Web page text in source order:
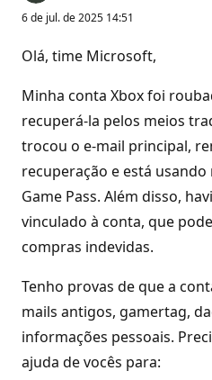
6 de jul. de 2025 14:51
Olá, time Microsoft,
Minha conta Xbox foi
recuperá-la pelos meios
trocou o e-mail principal,
recuperação e está
Game Pass. Além disso,
vinculado à conta, que
compras indevidas.
Tenho provas de que a
mails antigos, gamertag,
informações pessoais.
ajuda de vocês para: